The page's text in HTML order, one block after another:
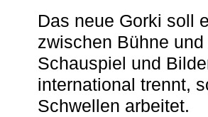
Das neue Gorki soll
zwischen Bühne
Schauspiel und
international trennt,
Schwellen arbeitet.